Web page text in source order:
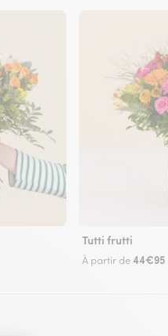
Tutti frutti
À partir de44€95